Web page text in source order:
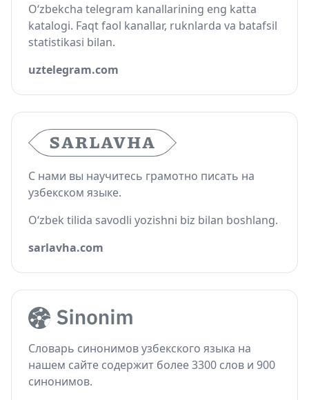
O‘zbekcha telegram kanallarining eng katta
katalogi. Faqt faol kanallar, ruknlarda va batafsil
statistikasi bilan.
uztelegram.com
С нами вы научитесь грамотно писать на
узбекском языке.
O‘zbek tilida savodli yozishni biz bilan boshlang.
sarlavha.com
Словарь синонимов узбекского языка на
нашем сайте содержит более 3300 слов и 900
синонимов.